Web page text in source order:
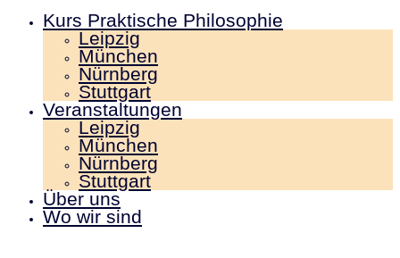
Kurs Praktische Philosophie
Leipzig
München
Nürnberg
Stuttgart
Veranstaltungen
Leipzig
München
Nürnberg
Stuttgart
Über uns
Wo wir sind